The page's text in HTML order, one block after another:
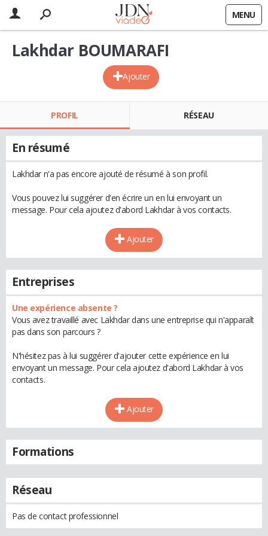
MENU
Ajouter
Lakhdar BOUMARAFI
PROFIL RÉSEAU
En résumé
Lakhdar n'a pas encore ajouté de résumé à son profil.
Vous pouvez lui suggérer d'en écrire un en lui envoyant un
message. Pour cela ajoutez d'abord Lakhdar à vos contacts.
Ajouter
Entreprises
Une expérience absente ?
Vous avez travaillé avec Lakhdar dans une entreprise qui n'apparaît
pas dans son parcours ?
N'hésitez pas à lui suggérer d'ajouter cette expérience en lui
envoyant un message. Pour cela ajoutez d'abord Lakhdar à vos
contacts.
Ajouter
Formations
Réseau
Pas de contact professionnel